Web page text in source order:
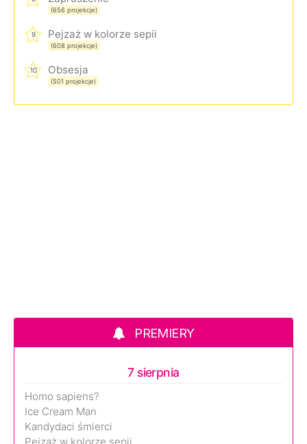
(656 projekcje)
9 Pejzaż w kolorze sepii
(608 projekcje)
10 Obsesja
(501 projekcje)
PREMIERY
7 sierpnia
Homo sapiens?
Ice Cream Man
Kandydaci śmierci